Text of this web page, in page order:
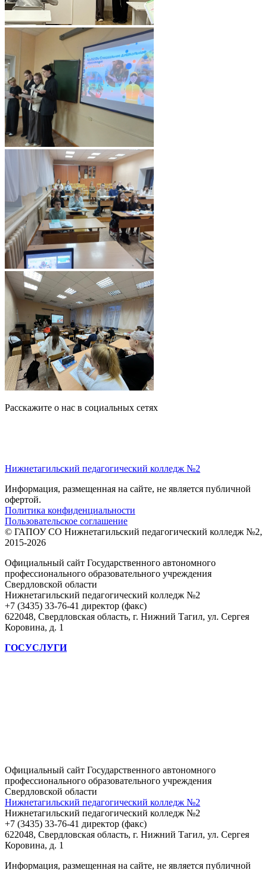
Расскажите о нас в социальных сетях
Нижнетагильский педагогический колледж №2
Информация, размещенная на сайте, не является публичной
офертой.
Политика конфиденциальности
Пользовательское соглашение
© ГАПОУ СО Нижнетагильский педагогический колледж №2,
2015-2026
Официальный сайт Государственного автономного
профессионального образовательного учреждения
Свердловской области
Нижнетагильский педагогический колледж №2
+7 (3435) 33-76-41 директор (факс)
622048, Свердловская область, г. Нижний Тагил, ул. Сергея
Коровина, д. 1
ГОСУСЛУГИ
Официальный сайт Государственного автономного
профессионального образовательного учреждения
Свердловской области
Нижнетагильский педагогический колледж №2
Нижнетагильский педагогический колледж №2
+7 (3435) 33-76-41 директор (факс)
622048, Свердловская область, г. Нижний Тагил, ул. Сергея
Коровина, д. 1
Информация, размещенная на сайте, не является публичной